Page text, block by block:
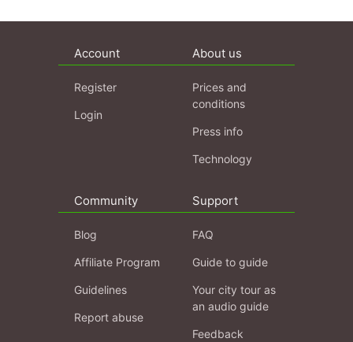
Account
Register
Login
About us
Prices and
conditions
Press info
Technology
Community
Blog
Affiliate Program
Guidelines
Report abuse
Support
FAQ
Guide to guide
Your city tour as
an audio guide
Feedback